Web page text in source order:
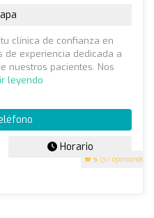
5 (51 opiniones)
tu clínica de confianza en
de experiencia dedicada a
nuestros pacientes. Nos
leyendo
Horario